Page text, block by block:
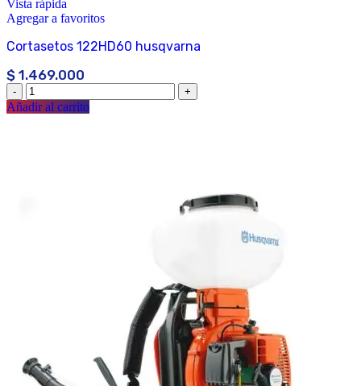
Vista rápida
Agregar a favoritos
Cortasetos 122HD60 husqvarna
$ 1.469.000
Añadir al carrito